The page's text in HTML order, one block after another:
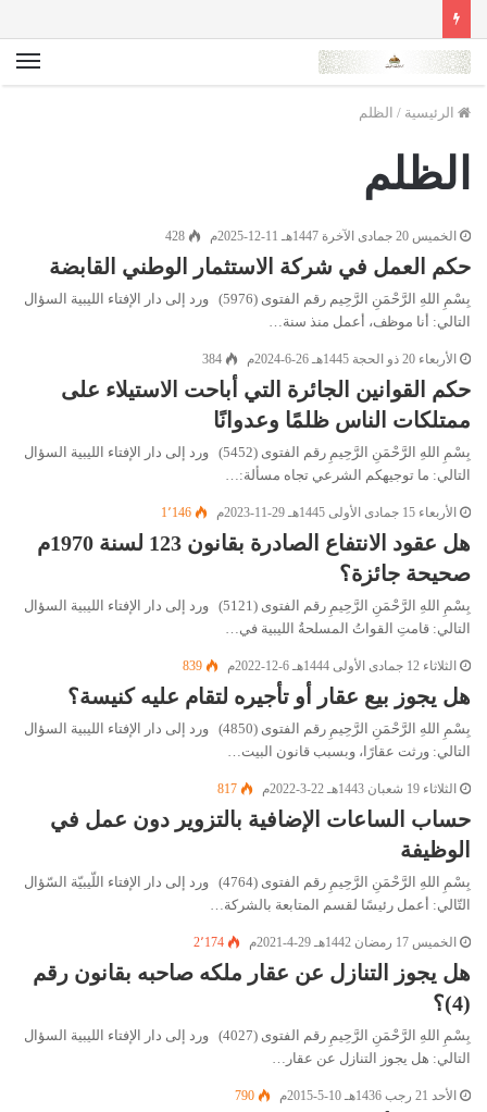
الرئيسية / الظلم
الظلم
الخميس 20 جمادى الآخرة 1447هـ 11-12-2025م 428
حكم العمل في شركة الاستثمار الوطني القابضة
بِسْمِ اللهِ الرَّحْمَنِ الرَّحِيم رقم الفتوى (5976) ورد إلى دار الإفتاء الليبية السؤال
التالي: أنا موظف، أعمل منذ سنة…
الأربعاء 20 ذو الحجة 1445هـ 26-6-2024م 384
حكم القوانين الجائرة التي أباحت الاستيلاء على
ممتلكات الناس ظلمًا وعدوانًا
بِسْمِ اللهِ الرَّحْمَنِ الرَّحِيمِ رقم الفتوى (5452) ورد إلى دار الإفتاء الليبية السؤال
التالي: ما توجيهكم الشرعي تجاه مسألة:…
الأربعاء 15 جمادى الأولى 1445هـ 29-11-2023م 1٬146
هل عقود الانتفاع الصادرة بقانون 123 لسنة 1970م
صحيحة جائزة؟
بِسْمِ اللهِ الرَّحْمَنِ الرَّحِيمِ رقم الفتوى (5121) ورد إلى دار الإفتاء الليبية السؤال
التالي: قامتِ القواتُ المسلحةُ الليبية في…
الثلاثاء 12 جمادى الأولى 1444هـ 6-12-2022م 839
هل يجوز بيع عقار أو تأجيره لتقام عليه كنيسة؟
بِسْمِ اللهِ الرَّحْمَنِ الرَّحِيمِ رقم الفتوى (4850) ورد إلى دار الإفتاء الليبية السؤال
التالي: ورثت عقارًا، وبسبب قانون البيت…
الثلاثاء 19 شعبان 1443هـ 22-3-2022م 817
حساب الساعات الإضافية بالتزوير دون عمل في
الوظيفة
بِسْمِ اللهِ الرَّحْمَنِ الرَّحِيمِ رقم الفتوى (4764) ورد إلى دار الإفتاء اللّيبيّة السّؤال
التّالي: أعمل رئيسًا لقسم المتابعة بالشركة…
الخميس 17 رمضان 1442هـ 29-4-2021م 2٬174
هل يجوز التنازل عن عقار ملكه صاحبه بقانون رقم
(4)؟
بِسْمِ اللهِ الرَّحْمَنِ الرَّحِيمِ رقم الفتوى (4027) ورد إلى دار الإفتاء الليبية السؤال
التالي: هل يجوز التنازل عن عقار…
الأحد 21 رجب 1436هـ 10-5-2015م 790